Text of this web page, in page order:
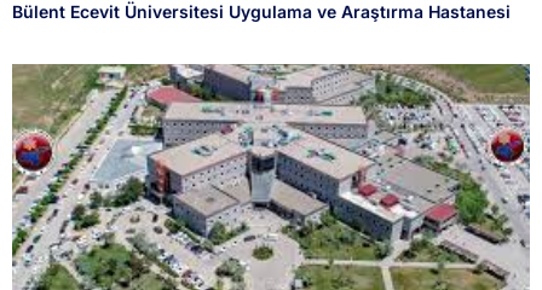
Bülent Ecevit Üniversitesi Uygulama ve Araştırma Hastanesi